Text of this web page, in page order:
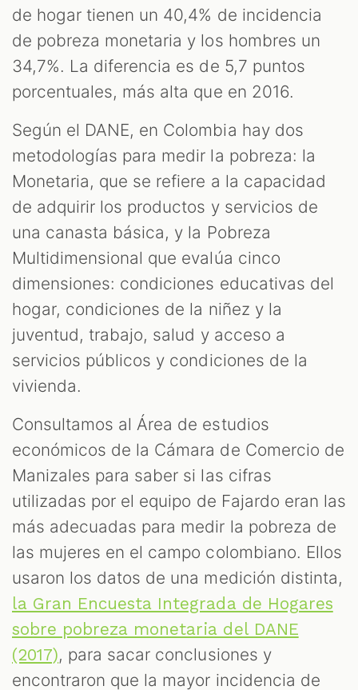
de hogar tienen un 40,4% de incidencia
de pobreza monetaria y los hombres un
34,7%. La diferencia es de 5,7 puntos
porcentuales, más alta que en 2016.
Según el DANE, en Colombia hay dos
metodologías para medir la pobreza: la
Monetaria, que se refiere a la capacidad
de adquirir los productos y servicios de
una canasta básica, y la Pobreza
Multidimensional que evalúa cinco
dimensiones: condiciones educativas del
hogar, condiciones de la niñez y la
juventud, trabajo, salud y acceso a
servicios públicos y condiciones de la
vivienda.
Consultamos al Área de estudios
económicos de la Cámara de Comercio de
Manizales para saber si las cifras
utilizadas por el equipo de Fajardo eran las
más adecuadas para medir la pobreza de
las mujeres en el campo colombiano. Ellos
usaron los datos de una medición distinta,
la Gran Encuesta Integrada de Hogares
sobre pobreza monetaria del DANE
(2017), para sacar conclusiones y
encontraron que la mayor incidencia de